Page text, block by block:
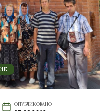
ОПУБЛИКОВАНО